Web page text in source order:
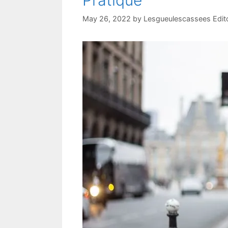
May 26, 2022 by Lesgueulescassees